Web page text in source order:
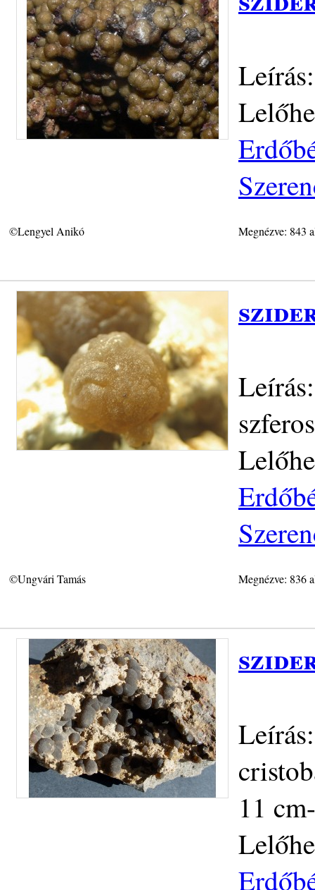
©Lengyel Anikó Megnézve: 843
©Ungvári Tamás Megnézve: 836
11